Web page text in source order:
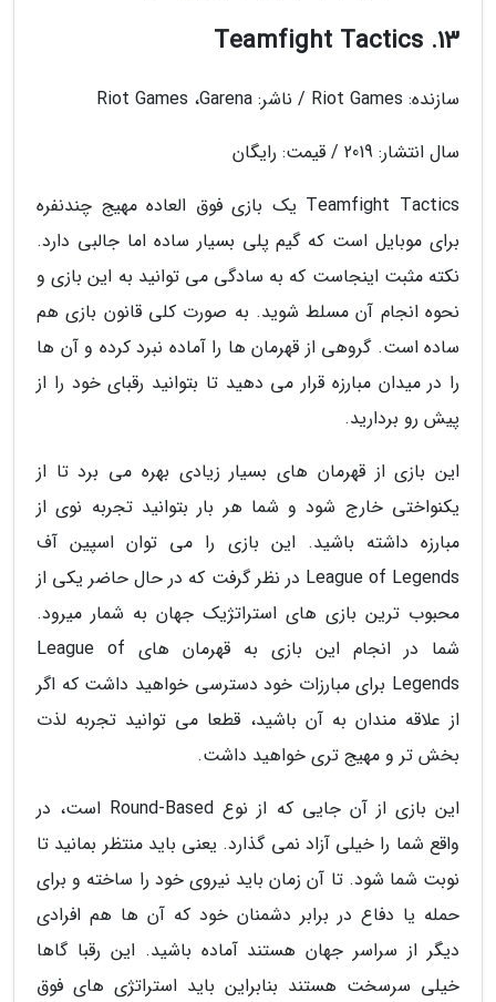
13. Teamfight Tactics
سازنده: Riot Games / ناشر: Riot Games ،Garena
سال انتشار: 2019 / قیمت: رایگان
Teamfight Tactics یک بازی فوق العاده مهیج چندنفره
برای موبایل است که گیم پلی بسیار ساده اما جالبی دارد.
نکته مثبت اینجاست که به سادگی می توانید به این بازی و
نحوه انجام آن مسلط شوید. به صورت کلی قانون بازی هم
ساده است. گروهی از قهرمان ها را آماده نبرد کرده و آن ها
را در میدان مبارزه قرار می دهید تا بتوانید رقبای خود را از
پیش رو بردارید.
این بازی از قهرمان های بسیار زیادی بهره می برد تا از
یکنواختی خارج شود و شما هر بار بتوانید تجربه نوی از
مبارزه داشته باشید. این بازی را می توان اسپین آف
League of Legends در نظر گرفت که در حال حاضر یکی از
محبوب ترین بازی های استراتژیک جهان به شمار میرود.
شما در انجام این بازی به قهرمان های League of
Legends برای مبارزات خود دسترسی خواهید داشت که اگر
از علاقه مندان به آن باشید، قطعا می توانید تجربه لذت
بخش تر و مهیج تری خواهید داشت.
این بازی از آن جایی که از نوع Round-Based است، در
واقع شما را خیلی آزاد نمی گذارد. یعنی باید منتظر بمانید تا
نوبت شما شود. تا آن زمان باید نیروی خود را ساخته و برای
حمله یا دفاع در برابر دشمنان خود که آن ها هم افرادی
دیگر از سراسر جهان هستند آماده باشید. این رقبا گاها
خیلی سرسخت هستند بنابراین باید استراتژی های فوق